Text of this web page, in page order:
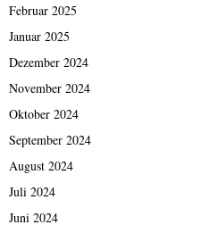
Februar 2025
Januar 2025
Dezember 2024
November 2024
Oktober 2024
September 2024
August 2024
Juli 2024
Juni 2024